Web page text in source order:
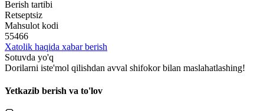
Berish tartibi
Retseptsiz
Mahsulot kodi
55466
Xatolik haqida xabar berish
Sotuvda yo'q
Dorilarni iste'mol qilishdan avval shifokor bilan maslahatlashing!
Yetkazib berish va to'lov